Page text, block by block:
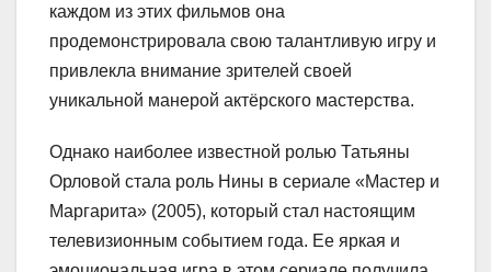
каждом из этих фильмов она
продемонстрировала свою талантливую игру и
привлекла внимание зрителей своей
уникальной манерой актёрского мастерства.
Однако наиболее известной ролью Татьяны
Орловой стала роль Нины в сериале «Мастер и
Маргарита» (2005), который стал настоящим
телевизионным событием года. Ее яркая и